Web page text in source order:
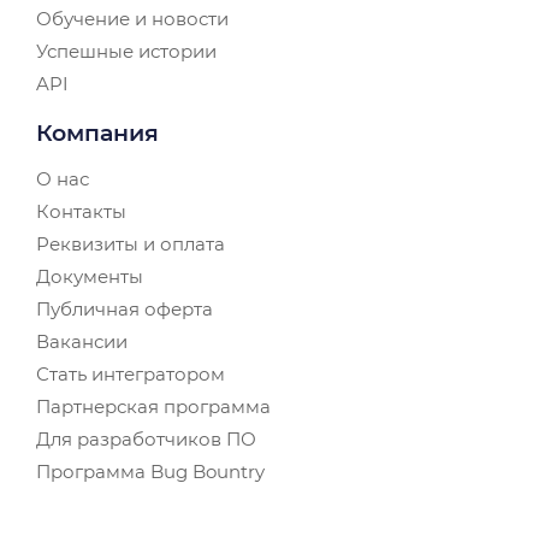
Обучение и новости
Успешные истории
API
Компания
О нас
Контакты
Реквизиты и оплата
Документы
Публичная оферта
Вакансии
Стать интегратором
Партнерская программа
Для разработчиков ПО
Программа Bug Bountry